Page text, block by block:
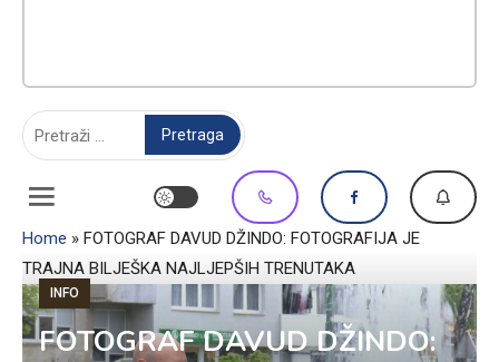
Home » FOTOGRAF DAVUD DŽINDO: FOTOGRAFIJA JE
TRAJNA BILJEŠKA NAJLJEPŠIH TRENUTAKA
INFO
FOTOGRAF DAVUD DŽINDO: